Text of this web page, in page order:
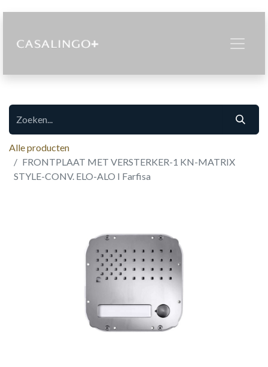
Alle producten
FRONTPLAAT MET VERSTERKER-1 KN-MATRIX
STYLE-CONV. ELO-ALO I Farfisa